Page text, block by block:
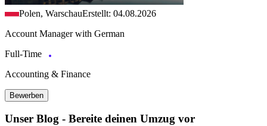
Polen, WarschauErstellt: 04.08.2026
Account Manager with German
Full-Time
Accounting & Finance
Bewerben
Unser Blog - Bereite deinen Umzug vor